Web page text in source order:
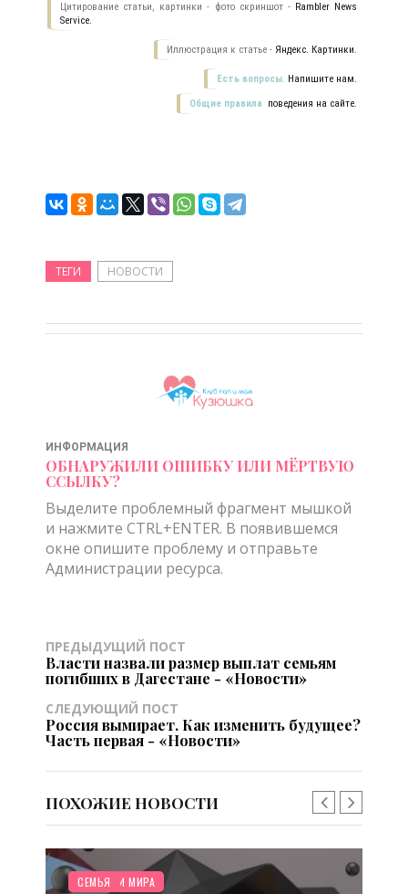
Цитирование статьи, картинки - фото скриншот - Rambler News
Service.
Иллюстрация к статье - Яндекс. Картинки.
Есть вопросы. Напишите нам.
Общие правила поведения на сайте.
ТЕГИ НОВОСТИ
ИНФОРМАЦИЯ
ОБНАРУЖИЛИ ОШИБКУ ИЛИ МЁРТВУЮ
ССЫЛКУ?
Выделите проблемный фрагмент мышкой
и нажмите CTRL+ENTER. В появившемся
окне опишите проблему и отправьте
Администрации ресурса.
ПРЕДЫДУЩИЙ ПОСТ
Власти назвали размер выплат семьям
погибших в Дагестане - «Новости»
СЛЕДУЮЩИЙ ПОСТ
Россия вымирает. Как изменить будущее?
Часть первая - «Новости»
ПОХОЖИЕ НОВОСТИ
НОВОСТИ МИРА
/
СЕМЬЯ